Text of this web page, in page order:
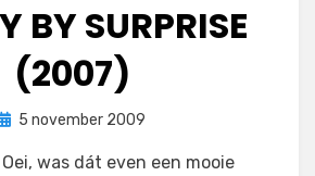
BY SURPRISE
(2007)
doorFilmofiel.nl
5 november 2009
Oei, was dát even een mooie